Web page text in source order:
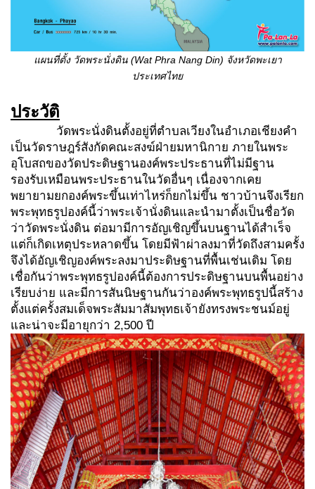
แผนที่ตั้ง วัดพระนั่งดิน (Wat Phra Nang Din) จังหวัดพะเยา
ประเทศไทย
ประวัติ
วัดพระนั่งดินตั้งอยู่ที่ตำบลเวียงในอำเภอเชียงคำ
เป็นวัดราษฎร์สังกัดคณะสงฆ์ฝ่ายมหานิกาย ภายในพระ
อุโบสถของวัดประดิษฐานองค์พระประธานที่ไม่มีฐาน
รองรับเหมือนพระประธานในวัดอื่นๆ เนื่องจากเคย
พยายามยกองค์พระขึ้นเท่าไหร่ก็ยกไม่ขึ้น ชาวบ้านจึงเรียก
พระพุทธรูปองค์นี้ว่าพระเจ้านั่งดินและนำมาตั้งเป็นชื่อวัด
ว่าวัดพระนั่งดิน ต่อมามีการอัญเชิญขึ้นบนฐานได้สำเร็จ
แต่ก็เกิดเหตุประหลาดขึ้น โดยมีฟ้าผ่าลงมาที่วัดถึงสามครั้ง
จึงได้อัญเชิญองค์พระลงมาประดิษฐานที่พื้นเช่นเดิม โดย
เชื่อกันว่าพระพุทธรูปองค์นี้ต้องการประดิษฐานบนพื้นอย่าง
เรียบง่าย และมีการสันนิษฐานกันว่าองค์พระพุทธรูปนี้สร้าง
ตั้งแต่ครั้งสมเด็จพระสัมมาสัมพุทธเจ้ายังทรงพระชนม์อยู่
และน่าจะมีอายุกว่า 2,500 ปี